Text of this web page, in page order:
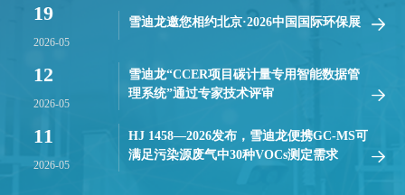
19
2026-05
雪迪龙邀您相约北京·2026中国国际环保展
12
2026-05
雪迪龙“CCER项目碳计量专用智能数据管
理系统”通过专家技术评审
11
2026-05
HJ 1458—2026发布，雪迪龙便携GC-MS可
满足污染源废气中30种VOCs测定需求